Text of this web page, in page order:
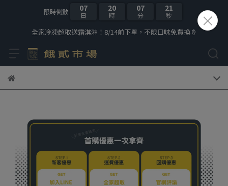
限時倒數 07
日
20
時
07
分
21
秒
全家冷凍超取送霜淇淋！8/14前下單，不限口味免費換🍦